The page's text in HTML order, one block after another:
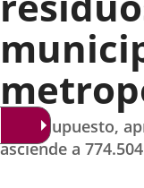
El presupuesto,
asciende a